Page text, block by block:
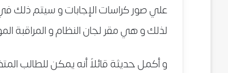
علي صور كراسات الإجابات و سيتم ذلك
لذلك و هي مقر لجان النظام و المراقبة
و أكمل حديثة قائلاً أنه يمكن للطالب